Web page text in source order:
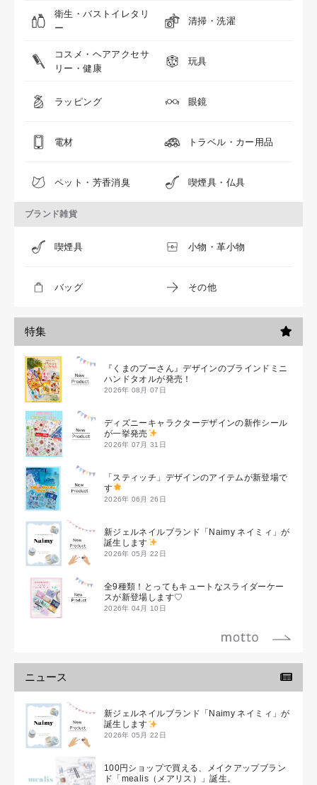
衛生・バストイレタリ
ー
清掃・洗濯
コスメ・ヘアアクセサ
リー・健康
玩具
ラッピング 眼鏡
電材 トラベル・カー用品
ペット・芳香消臭 喫煙具・仏具
ブランド雑貨
喫煙具 小物・革小物
バッグ その他
特集
『くまのプーさん』デザインのブラインドミニ
ハンドタオルが発売！
2026年 08月 07日
ディズニーキャラクターデザインの新作シール
が一挙発売
2026年 07月 31日
「スティッチ」デザインのアイテムが新登場で
す
2026年 06月 26日
新ジェルネイルブランド「Naimy ネイミィ」が
誕生します
2026年 05月 22日
全9種類！とってもキュートなスライダーケー
スが新登場します♡
2026年 04月 10日
ニュース
新ジェルネイルブランド「Naimy ネイミィ」が
誕生します
2026年 05月 22日
100円ショップで買える、メイクアップブラン
ド「mealis（メアリス）」誕生。